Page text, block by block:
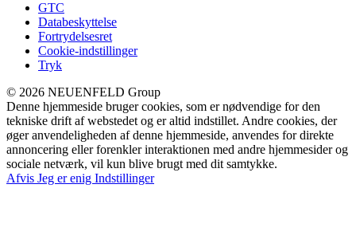
GTC
Databeskyttelse
Fortrydelsesret
Cookie-indstillinger
Tryk
© 2026 NEUENFELD Group
Denne hjemmeside bruger cookies, som er nødvendige for den
tekniske drift af webstedet og er altid indstillet. Andre cookies, der
øger anvendeligheden af denne hjemmeside, anvendes for direkte
annoncering eller forenkler interaktionen med andre hjemmesider og
sociale netværk, vil kun blive brugt med dit samtykke.
Afvis Jeg er enig Indstillinger